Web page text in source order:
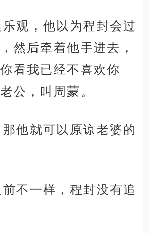
观，他以为程封会过
然后牵着他手进去，
看我已经不喜欢你
公，叫周蒙。
他就可以原谅老婆的
不一样，程封没有追